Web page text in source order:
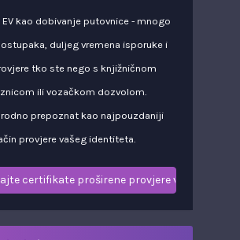
kao dobivanje putovnice - mnogo
duljeg vremena isporuke i
tko ste nego s knjižničnom
ili vozačkom dozvolom.
prepoznat kao najpouzdaniji
provjere vašeg identiteta.
certifikate proširene provjere valjanosti